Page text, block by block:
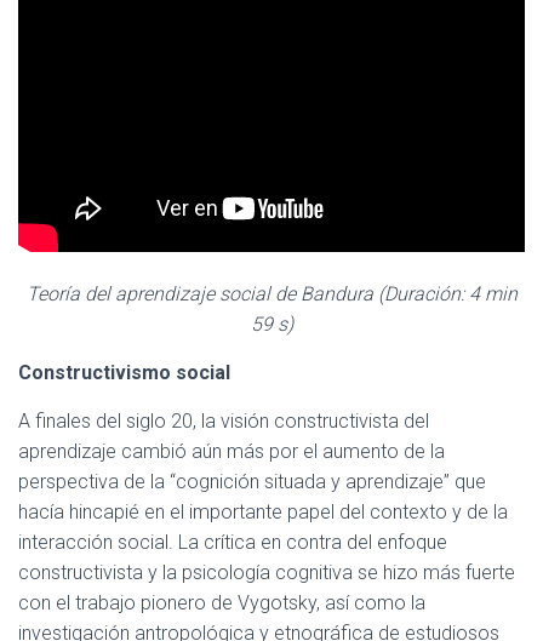
Teoría del aprendizaje social de Bandura (Duración: 4 min
59 s)
Constructivismo social
A finales del siglo 20, la visión constructivista del
aprendizaje cambió aún más por el aumento de la
perspectiva de la “cognición situada y aprendizaje” que
hacía hincapié en el importante papel del contexto y de la
interacción social. La crítica en contra del enfoque
constructivista y la psicología cognitiva se hizo más fuerte
con el trabajo pionero de Vygotsky, así como la
investigación antropológica y etnográfica de estudiosos